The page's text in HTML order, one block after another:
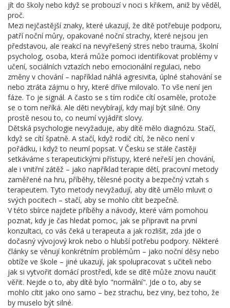
jít do školy nebo když se probouzí v noci s křikem, aniž by věděl,
proč.
Mezi nejčastější znaky, které ukazují, že dítě potřebuje podporu,
patřínoční můry, opakované noční strachy, které nejsou jen
představou, ale reakcí na nevyřešený stres nebo trauma, školní
psycholog, osoba, která může pomoci identifikovat problémy v
učení, sociálních vztazích nebo emocionální regulaci, nebo
změny v chování – například náhlá agresivita, úplné stahování se
nebo ztráta zájmu o hry, které dříve milovalo. To vše není jen
fáze. To je signál. A často se s tím rodiče cítí osaměle, protože
se o tom neříká. Ale děti nevybírají, kdy mají být silné. Ony
prostě nesou to, co neumí vyjádřit slovy.
Dětská psychologie nevyžaduje, aby dítě mělo diagnózu. Stačí,
když se cítí špatně. A stačí, když rodič cítí, že něco není v
pořádku, i když to neumí popsat. V Česku se stále častěji
setkáváme s terapeutickými přístupy, které neřeší jen chování,
ale i vnitřní zátěž – jako napříkladterapie dětí, pracovní metody
zaměřené na hru, příběhy, tělesné pocity a bezpečný vztah s
terapeutem. Tyto metody nevyžadují, aby dítě umělo mluvit o
svých pocitech – stačí, aby se mohlo cítit bezpečně.
V této sbírce najdete příběhy a návody, které vám pomohou
poznat, kdy je čas hledat pomoc, jak se připravit na první
konzultaci, co vás čeká u terapeuta a jak rozlišit, zda jde o
dočasný vývojový krok nebo o hlubší potřebu podpory. Některé
články se věnují konkrétním problémům – jako noční děsy nebo
obtíže ve škole – jiné ukazují, jak spolupracovat s učiteli nebo
jak si vytvořit domácí prostředí, kde se dítě může znovu naučit
věřit. Nejde o to, aby dítě bylo "normální". Jde o to, aby se
mohlo cítit jako ono samo – bez strachu, bez viny, bez toho, že
by muselo být silné.